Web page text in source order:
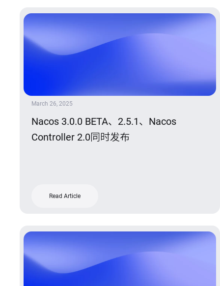
March 26, 2025
Nacos 3.0.0 BETA、2.5.1、Nacos
Controller 2.0同时发布
Read Article